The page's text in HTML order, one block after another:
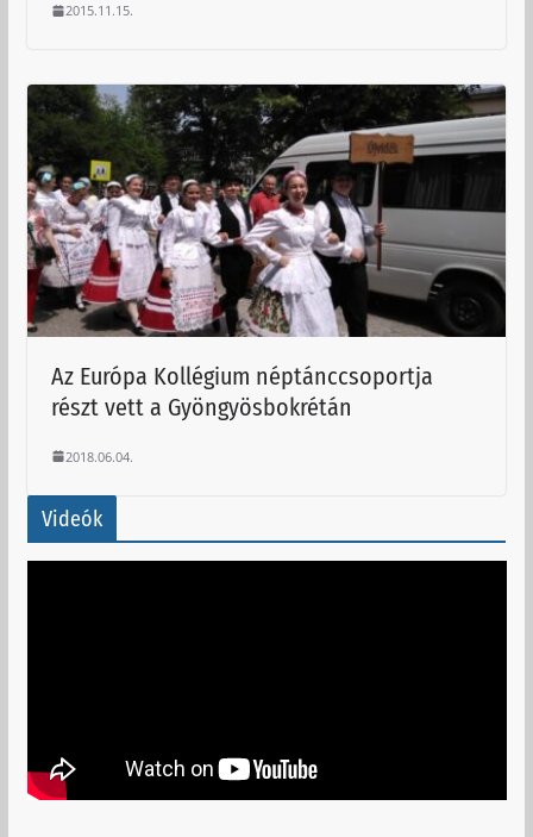
2015.11.15.
Az Európa Kollégium néptánccsoportja
részt vett a Gyöngyösbokrétán
2018.06.04.
Videók